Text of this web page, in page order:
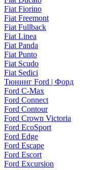
Fiat Fiorino
Fiat Freemont
Fiat Fullback
Fiat Linea
Fiat Panda
Fiat Punto
Fiat Scudo
Fiat Sedici
Тюнинг Ford | Форд
Ford C-Max
Ford Connect
Ford Contour
Ford Crown Victoria
Ford EcoSport
Ford Edge
Ford Escape
Ford Escort
Ford Excursion